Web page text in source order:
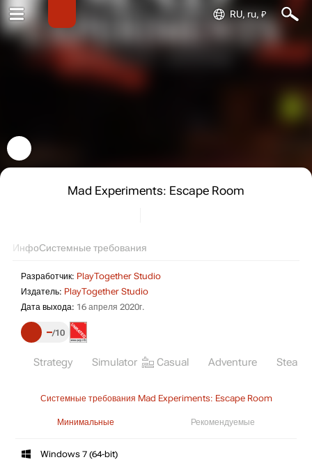
RU, ru, ₽
Mad Experiments: Escape Room
ИнфоСистемные требования
Разработчик: PlayTogether Studio
Издатель: PlayTogether Studio
Дата выхода: 16 апреля 2020г.
– 10
Strategy Simulator Casual Adventure Steam
Системные требования Mad Experiments: Escape Room
Минимальные Рекомендуемые
Windows 7 (64-bit)